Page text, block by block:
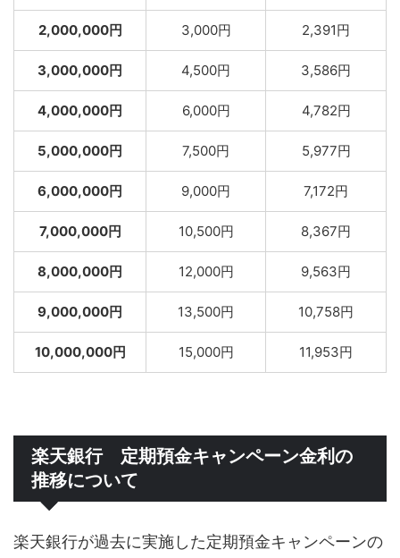
2,000,000円 3,000円 2,391円
3,000,000円 4,500円 3,586円
4,000,000円 6,000円 4,782円
5,000,000円 7,500円 5,977円
6,000,000円 9,000円 7,172円
7,000,000円 10,500円 8,367円
8,000,000円 12,000円 9,563円
9,000,000円 13,500円 10,758円
10,000,000円 15,000円 11,953円
楽天銀行 定期預金キャンペーン金利の
推移について
楽天銀行が過去に実施した定期預金キャンペーンの